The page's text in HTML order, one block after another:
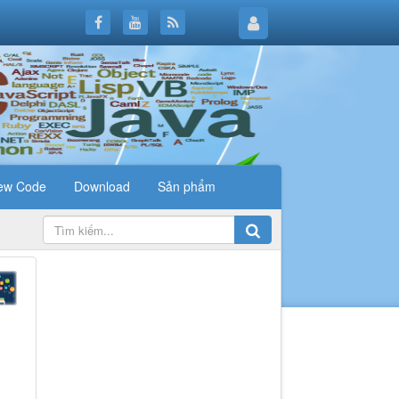
Code Download Sản phẩm